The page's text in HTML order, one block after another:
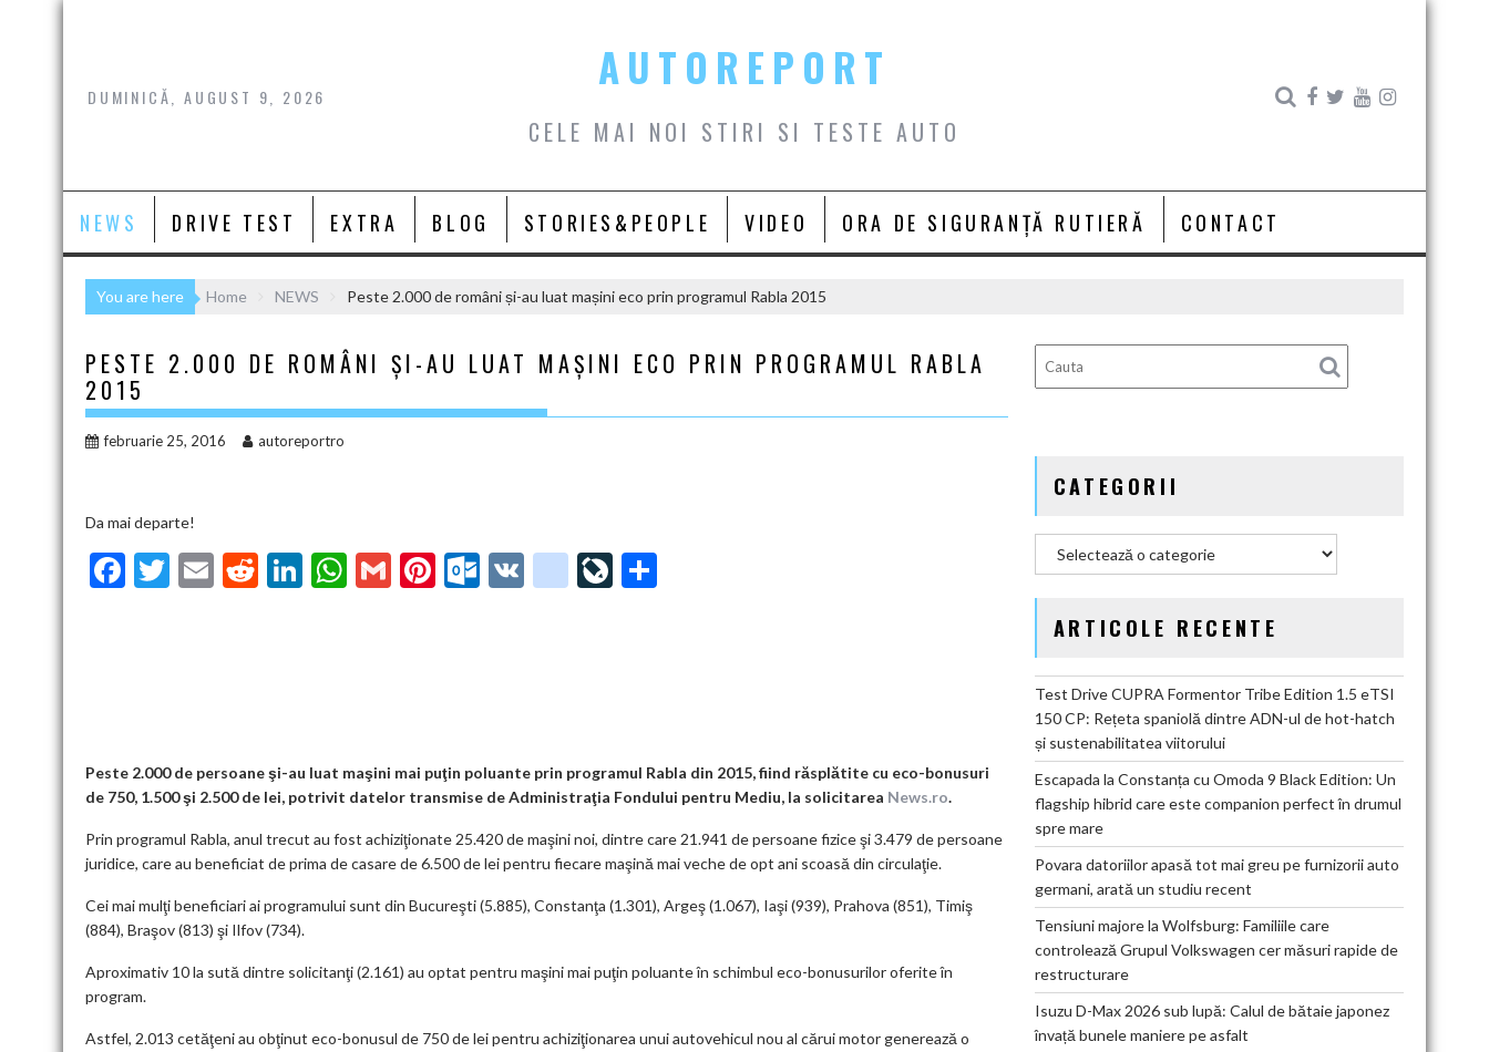
Skip
DUMINICĂ, AUGUST 9, 2026
AUTOREPORT
CELE MAI NOI STIRI SI TESTE AUTO
NEWS DRIVE TEST EXTRA BLOG STORIES&PEOPLE VIDEO ORA DE SIGURANȚĂ RUTIERĂ CONTACT
You are here Home NEWS Peste 2.000 de români și-au luat mașini eco prin programul Rabla 2015
PESTE 2.000 DE ROMÂNI ȘI-AU LUAT MAȘINI ECO PRIN PROGRAMUL RABLA
2015
februarie 25, 2016 autoreportro
Da mai departe!
F
k
T
E
R
Li W
p
G
Pi O
m
V
g
o
o
k
ar
ks
Li
Peste 2.000 de persoane şi-au luat maşini mai puţin poluante prin programul Rabla din 2015, fiind răsplătite cu eco-bonusuri
de 750, 1.500 şi 2.500 de lei, potrivit datelor transmise de Administraţia Fondului pentru Mediu, la solicitarea News.ro.
Prin programul Rabla, anul trecut au fost achiziţionate 25.420 de maşini noi, dintre care 21.941 de persoane fizice şi 3.479 de persoane
juridice, care au beneficiat de prima de casare de 6.500 de lei pentru fiecare maşină mai veche de opt ani scoasă din circulaţie.
Cei mai mulţi beneficiari ai programului sunt din Bucureşti (5.885), Constanţa (1.301), Argeş (1.067), Iaşi (939), Prahova (851), Timiş
(884), Braşov (813) şi Ilfov (734).
Aproximativ 10 la sută dintre solicitanţi (2.161) au optat pentru maşini mai puţin poluante în schimbul eco-bonusurilor oferite în
program.
Astfel, 2.013 cetăţeni au obţinut eco-bonusul de 750 de lei pentru achiziţionarea unui autovehicul nou al cărui motor generează o
CATEGORII
ARTICOLE RECENTE
Test Drive CUPRA Formentor Tribe Edition 1.5 eTSI
150 CP: Rețeta spaniolă dintre ADN-ul de hot-hatch
și sustenabilitatea viitorului
Escapada la Constanța cu Omoda 9 Black Edition: Un
flagship hibrid care este companion perfect în drumul
spre mare
Povara datoriilor apasă tot mai greu pe furnizorii auto
germani, arată un studiu recent
Tensiuni majore la Wolfsburg: Familiile care
controlează Grupul Volkswagen cer măsuri rapide de
restructurare
Isuzu D-Max 2026 sub lupă: Calul de bătaie japonez
învață bunele maniere pe asfalt